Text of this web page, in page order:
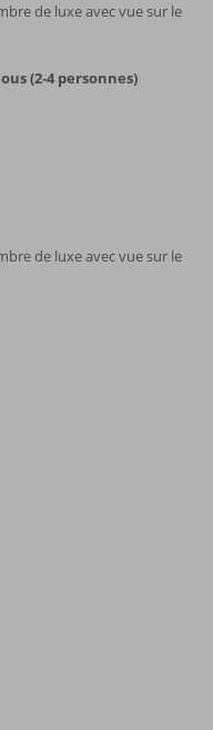
de luxe avec vue sur le
(2-4 personnes)
de luxe avec vue sur le